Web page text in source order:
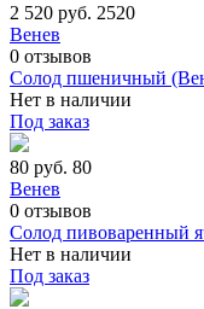
2 520 руб. 2520
Венев
0 отзывов
Солод пшеничный
Нет в наличии
Под заказ
80 руб. 80
Венев
0 отзывов
Солод пивоваренный
Нет в наличии
Под заказ